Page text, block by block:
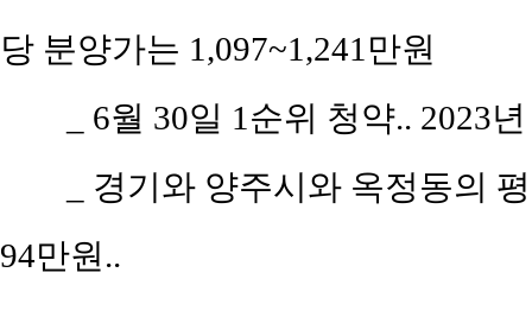
당 분양가는 1,097~1,241만원
6월 30일 1순위 청약.. 2023
경기와 양주시와 옥정동의
94만원..